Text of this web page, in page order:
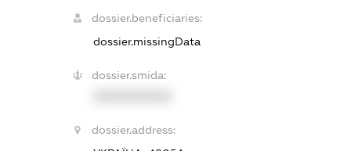
dossier.beneficiaries:
dossier.missingData
dossier.smida:
dossier.address: